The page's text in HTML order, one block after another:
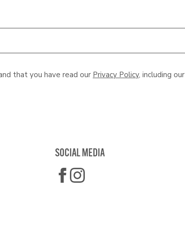
that you have read our Privacy Policy, including our
SOCIAL MEDIA